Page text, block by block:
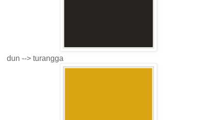
dun --> turangga